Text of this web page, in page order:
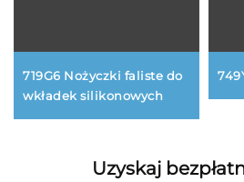
719G6 Nożyczki faliste do
wkładek silikonowych
Uzyskaj